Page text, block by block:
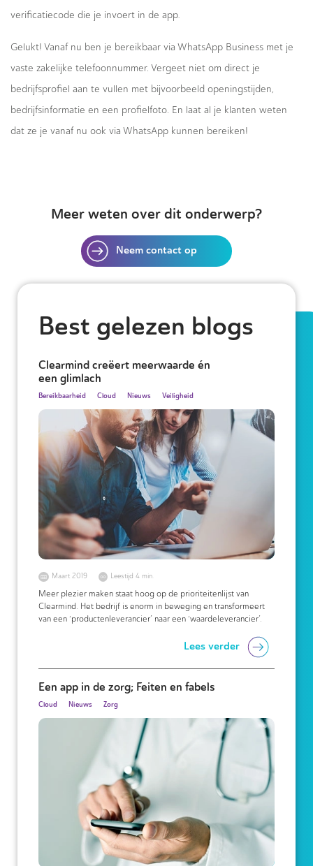
verificatiecode die je invoert in de app.
Gelukt! Vanaf nu ben je bereikbaar via WhatsApp Business met je
vaste zakelijke telefoonnummer. Vergeet niet om direct je
bedrijfsprofiel aan te vullen met bijvoorbeeld openingstijden,
bedrijfsinformatie en een profielfoto. En laat al je klanten weten
dat ze je vanaf nu ook via WhatsApp kunnen bereiken!
Meer weten over dit onderwerp?
Neem contact op
Best gelezen blogs
Clearmind creëert meerwaarde én
een glimlach
Bereikbaarheid Cloud Nieuws Veiligheid
Maart 2019 Leestijd 4 min.
Meer plezier maken staat hoog op de prioriteitenlijst van
Clearmind. Het bedrijf is enorm in beweging en transformeert
van een ‘productenleverancier’ naar een ‘waardeleverancier’.
Lees verder
Een app in de zorg; Feiten en fabels
Cloud Nieuws Zorg